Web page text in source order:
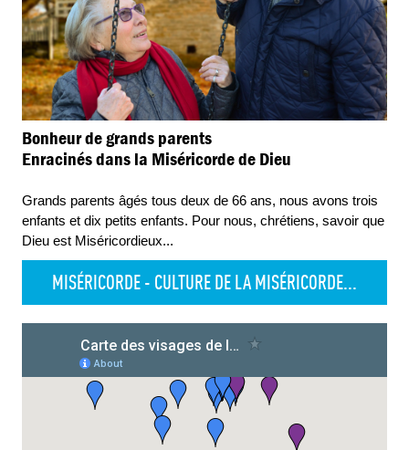
Bonheur de grands parents
Enracinés dans la Miséricorde de Dieu
Grands parents âgés tous deux de 66 ans, nous avons trois
enfants et dix petits enfants. Pour nous, chrétiens, savoir que
Dieu est Miséricordieux...
MISÉRICORDE - CULTURE DE LA MISÉRICORDE...